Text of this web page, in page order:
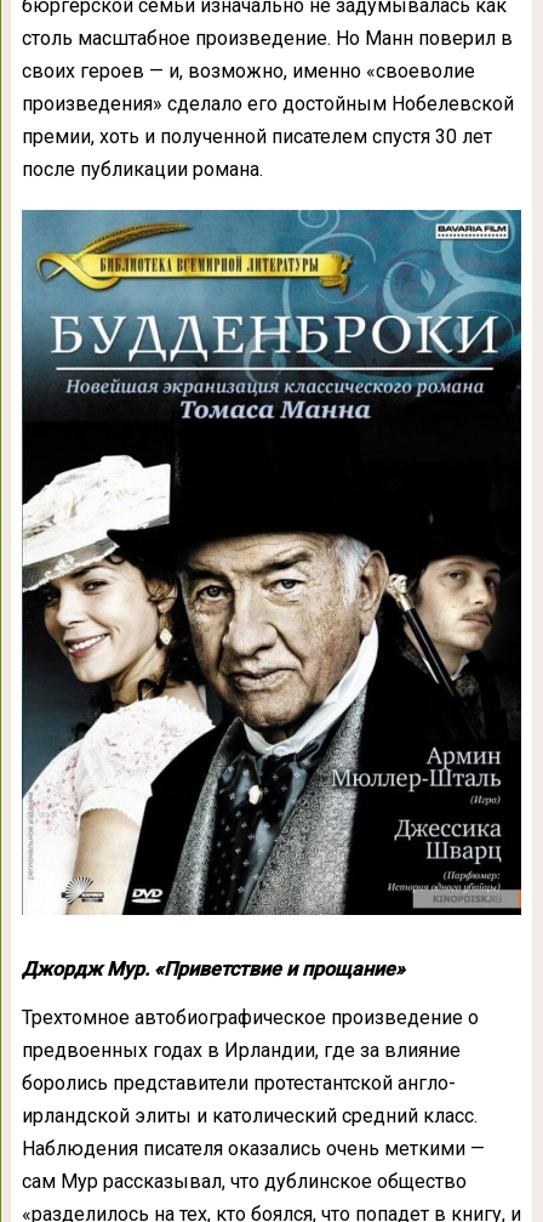
бюргерской семьи изначально не задумывалась как
столь масштабное произведение. Но Манн поверил в
своих героев — и, возможно, именно «своеволие
произведения» сделало его достойным Нобелевской
премии, хоть и полученной писателем спустя 30 лет
после публикации романа.
Джордж Мур. «Приветствие и прощание»
Трехтомное автобиографическое произведение о
предвоенных годах в Ирландии, где за влияние
боролись представители протестантской англо-
ирландской элиты и католический средний класс.
Наблюдения писателя оказались очень меткими —
сам Мур рассказывал, что дублинское общество
«разделилось на тех, кто боялся, что попадет в книгу, и